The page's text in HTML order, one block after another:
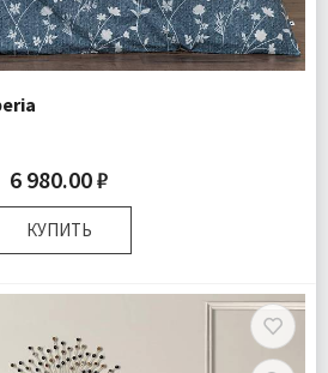
6 980.00 ₽
КУПИТЬ
Пододеяльник 1 шт Простыня 1 шт
Наволочка 1 шт
Ранфорс